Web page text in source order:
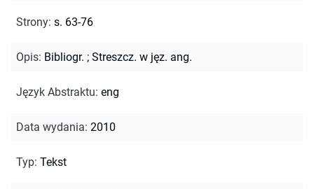
Strony: s. 63-76
Opis: Bibliogr. ; Streszcz. w jęz. ang.
Język Abstraktu: eng
Data wydania: 2010
Typ: Tekst